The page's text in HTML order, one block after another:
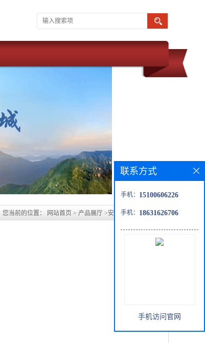
您当前的位置： 网站首页 > 产品展厅 >安庆水玻璃胶泥生产
联系方式
手机： 15100606226
手机： 18631626706
手机访问官网